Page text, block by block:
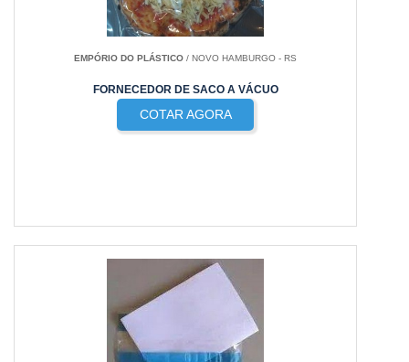
EMPÓRIO DO PLÁSTICO / NOVO HAMBURGO - RS
FORNECEDOR DE SACO A VÁCUO
COTAR AGORA